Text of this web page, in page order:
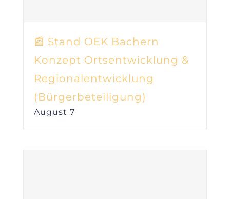
📰 Stand OEK Bachern
Konzept Ortsentwicklung &
Regionalentwicklung
(Bürgerbeteiligung)
August 7